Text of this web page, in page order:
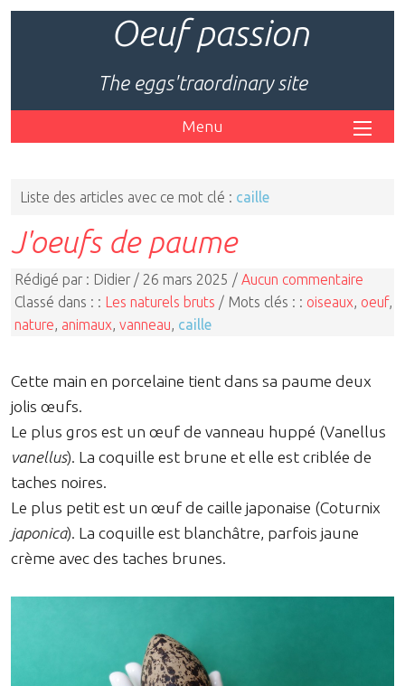
Oeuf passion
The eggs'traordinary site
Menu
Liste des articles avec ce mot clé : caille
J'oeufs de paume
Rédigé par : Didier / 26 mars 2025 / Aucun commentaire
Classé dans : : Les naturels bruts / Mots clés : : oiseaux oeuf,
nature animaux vanneau caille
Cette main en porcelaine tient dans sa paume deux
jolis œufs.
Le plus gros est un œuf de vanneau huppé (Vanellus
vanellus). La coquille est brune et elle est criblée de
taches noires.
Le plus petit est un œuf de caille japonaise (Coturnix
japonica). La coquille est blanchâtre, parfois jaune
crème avec des taches brunes.